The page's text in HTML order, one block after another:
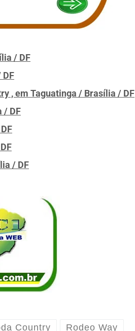
/ DF
DF
, em Taguatinga / Brasília / DF
/ DF
/ DF
Country Rodeo Way